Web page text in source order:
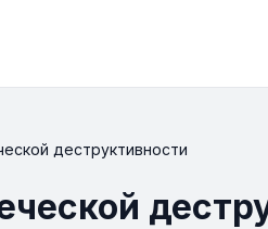
деструктивности